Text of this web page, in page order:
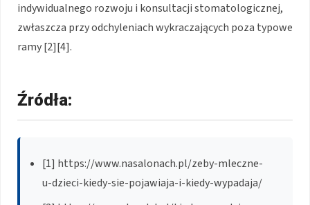
indywidualnego rozwoju i konsultacji stomatologicznej,
zwłaszcza przy odchyleniach wykraczających poza typowe
ramy [2][4].
Źródła:
[1] https://www.nasalonach.pl/zeby-mleczne-
u-dzieci-kiedy-sie-pojawiaja-i-kiedy-wypadaja/